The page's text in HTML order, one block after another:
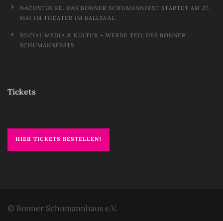
NACHSTÜCKE. DAS BONNER SCHUMANNFEST STARTET AM 27.
MAI IM THEATER IM BALLSAAL
SOCIAL MEDIA & KULTUR – WERDE TEIL DES BONNER
SCHUMANNFESTS
Tickets
HIER TICKETS BESTELLEN!
© Bonner Schumannhaus e.V.